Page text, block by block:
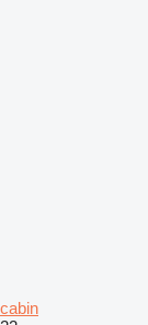
cabin